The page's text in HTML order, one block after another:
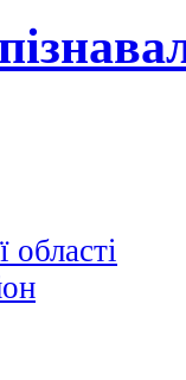
області